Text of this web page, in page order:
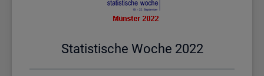
Sta­tis­ti­sche Woche 2022